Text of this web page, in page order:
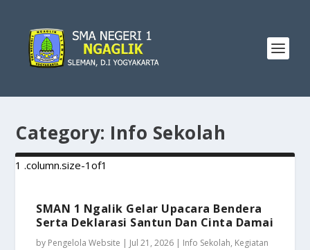
Category: Info Sekolah
SMAN 1 Ngalik Gelar Upacara Bendera
Serta Deklarasi Santun Dan Cinta Damai
by Pengelola Website | Jul 21, 2026 | Info Sekolah, Kegiatan